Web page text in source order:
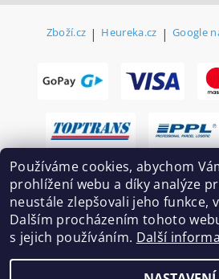
Zboží.cz | Heureka.cz | Google
Používáme cookies, abychom
prohlížení webu a díky analýze
neustále zlepšovali jeho funkce,
Dalším procházením tohoto
s jejich používáním. Další